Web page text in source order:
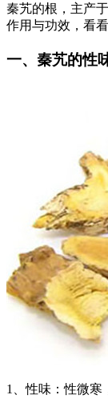
秦艽的根，主产
作用与功效，看
一、秦艽的性
1、性味：性微寒